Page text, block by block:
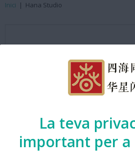
La teva
important per a
Inici | Hana Studio